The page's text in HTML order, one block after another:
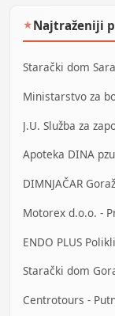
★Najtraženiji
Ministarstvo za
Apoteka DINA
DIMNJAČAR
Motorex d.o.o. -
ENDO PLUS